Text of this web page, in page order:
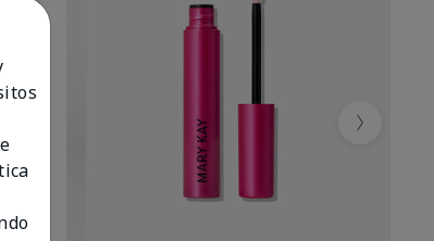
Next